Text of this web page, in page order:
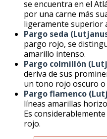
se encuentra en el
por una carne más
ligeramente superior
Pargo seda
pargo rojo, se
amarillo intenso.
Pargo colmillón
deriva de sus
un tono rojo oscuro o
Pargo flamenco
líneas amarillas
Es
rojo.